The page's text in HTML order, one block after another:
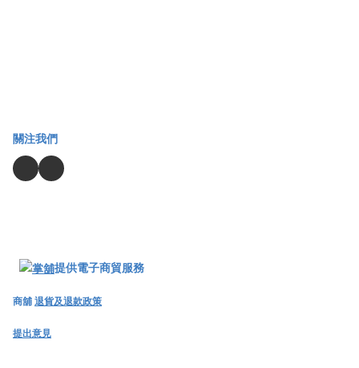
關注我們
提供電子商貿服務
商舖退貨及退款政策
提出意見